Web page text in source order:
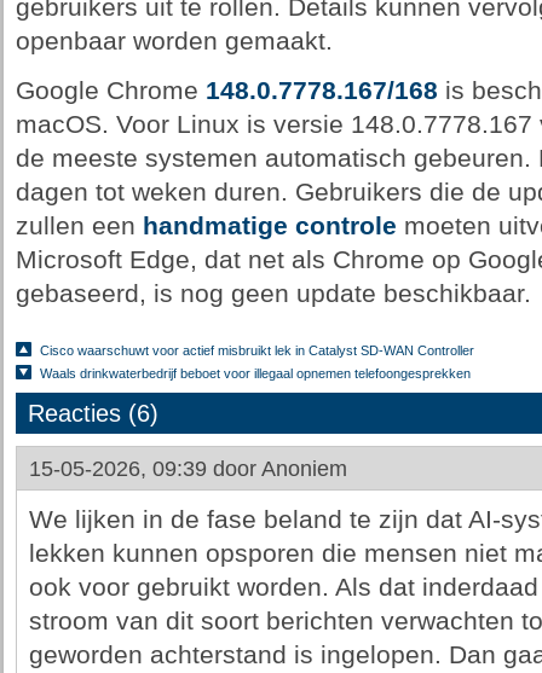
gebruikers uit te rollen. Details kunnen
openbaar worden gemaakt.
Google Chrome 148.0.7778.167/168 is
macOS. Voor Linux is versie
de meeste systemen automatisch
dagen tot weken duren. Gebruikers die de
zullen een handmatige controle moeten
Microsoft Edge, dat net als Chrome op
gebaseerd, is nog geen update beschikbaar.
Cisco waarschuwt voor actief misbruikt lek in Catalyst SD-WAN Controller
Waals drinkwaterbedrijf beboet voor illegaal opnemen telefoongesprekken
Reacties (6)
15-05-2026, 09:39 door Anoniem
We lijken in de fase beland te zijn dat AI-
lekken kunnen opsporen die mensen niet
ook voor gebruikt worden. Als dat
stroom van dit soort berichten verwachten
geworden achterstand is ingelopen. Dan